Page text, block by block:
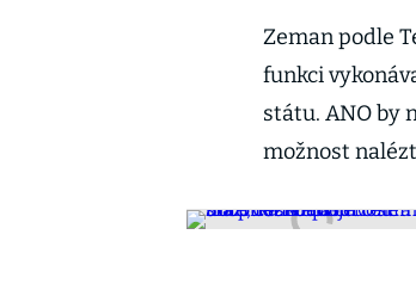
Zeman podle
funkci
státu. ANO by
možnost